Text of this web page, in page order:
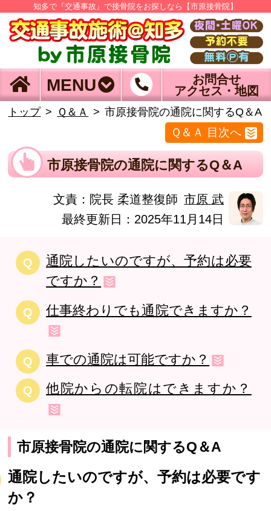
知多で『交通事故』で接骨院をお探しなら【市原接骨院】
MENU
お問合せ
アクセス・地図
トップ Ｑ＆Ａ 市原接骨院の通院に関するQ＆A
Ｑ＆Ａ 目次へ
市原接骨院の通院に関するQ＆A
文責： 院長 柔道整復師 市原 武
最終更新日：2025年11月14日
Q
通院したいのですが、予約は必要
ですか？
Q 仕事終わりでも通院できますか？
Q 車での通院は可能ですか？
Q 他院からの転院はできますか？
市原接骨院の通院に関するQ＆A
通院したいのですが、予約は必要です
か？